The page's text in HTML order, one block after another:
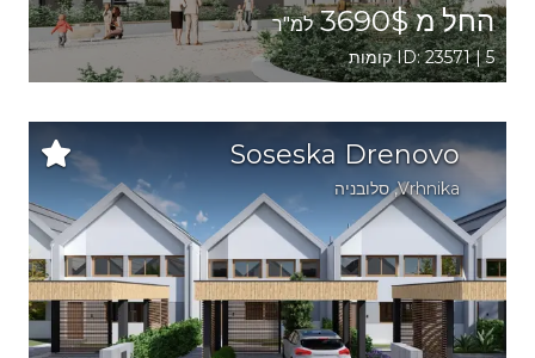
החל מ 3690$ למ"ר
ID: 23571 | 5 קומות
Soseska Drenovo
Vrhnika, סלובניה